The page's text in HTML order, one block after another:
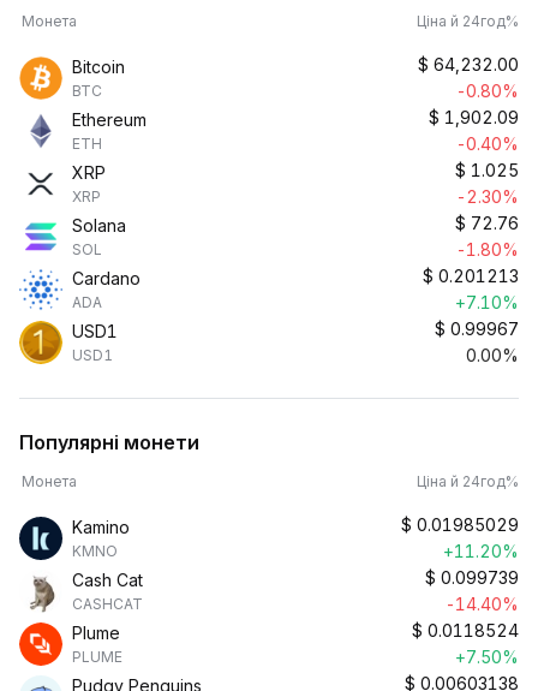
Монета Ціна й 24год%
Bitcoin
BTC
$ 64,232.00
-0.80%
Ethereum
ETH
$ 1,902.09
-0.40%
XRP
XRP
$ 1.025
-2.30%
Solana
SOL
$ 72.76
-1.80%
Cardano
ADA
$ 0.201213
+7.10%
USD1
USD1
$ 0.99967
0.00%
Популярні монети
Монета Ціна й 24год%
Kamino
KMNO
$ 0.01985029
+11.20%
Cash Cat
CASHCAT
$ 0.099739
-14.40%
Plume
PLUME
$ 0.0118524
+7.50%
Pudgy Penguins
$ 0.00603138